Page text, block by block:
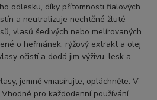
odlesku, díky přítomnosti fialových
a neutralizuje nechtěné žluté
vlasů šedivých nebo melírovaných.
o heřmánek, rýžový extrakt a olej
očistí a dodá jim výživu, lesk a
jemně vmasírujte, opláchněte. V
pro každodenní používání.